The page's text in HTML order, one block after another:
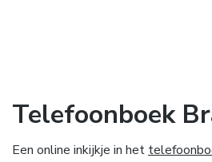
Telefoonboek
Een online inkijkje in het